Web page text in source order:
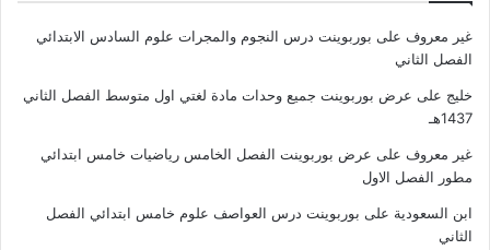
غير معروف على بوربوينت درس النجوم والمجرات علوم السادس الابتدائي
الفصل الثاني
خليج على عرض بوربوينت جميع وحدات مادة لغتي اول متوسط الفصل الثاني
1437هـ
غير معروف على عرض بوربوينت الفصل الخامس رياضيات خامس ابتدائي
مطور الفصل الاول
ابن السعودية على بوربوينت درس العواصف علوم خامس ابتدائي الفصل
الثاني